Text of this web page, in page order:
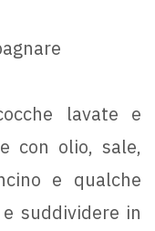
lavate e
con olio, sale,
e qualche
suddividere in